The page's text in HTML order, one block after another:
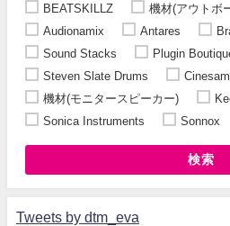
BEATSKILLZ
機材(アウトボ
Audionamix
Antares
Sound Stacks
Plugin
Steven Slate Drums
機材(モニタースピーカー)
Sonica Instruments
Sonnox
検索
Tweets by dtm_eva